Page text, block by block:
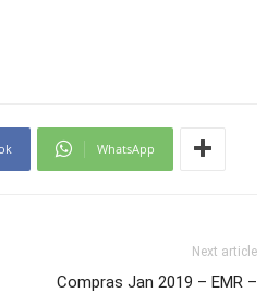
WhatsApp
Next article
Compras Jan 2019 – EMR –